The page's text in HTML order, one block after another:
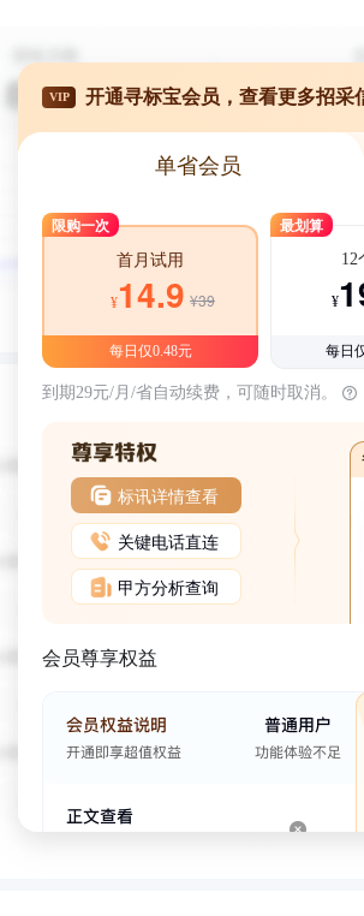
VIP 开通寻标宝会员，查看更多招采
单省会员
限购一次
首月试用
¥14.9 ¥39
每日仅0.48元
最划算
12
¥
每日
到期29元/月/省自动续费，可随时取消。
标讯详情查看
关键电话直连
甲方分析查询
会员尊享权益